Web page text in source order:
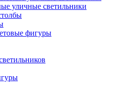
уличные светильники
фигуры